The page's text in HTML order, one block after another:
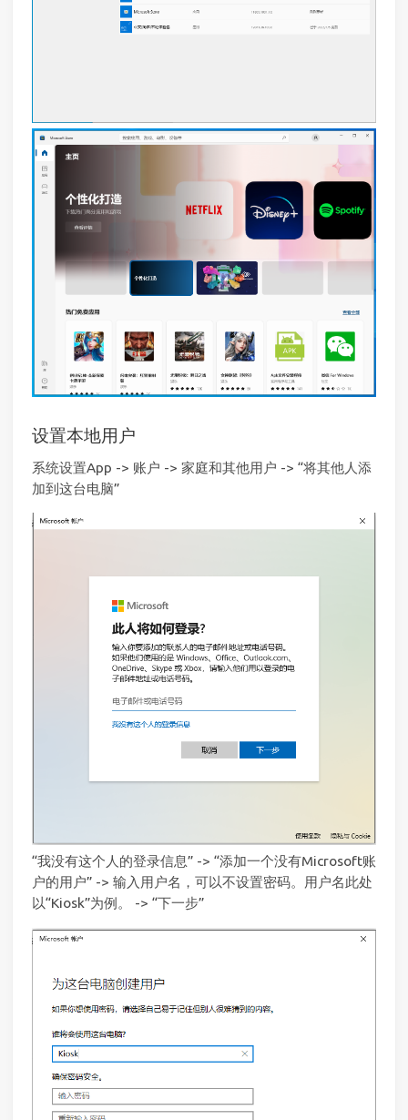
设置本地用户
系统设置App -> 账户 -> 家庭和其他用户 -> “将其他人添
加到这台电脑”
“我没有这个人的登录信息” -> “添加一个没有Microsoft账
户的用户” -> 输入用户名，可以不设置密码。用户名此处
以“Kiosk”为例。 -> “下一步”